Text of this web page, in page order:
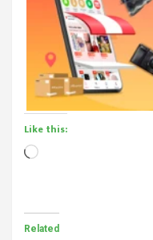
Like this:
Loading…
Related